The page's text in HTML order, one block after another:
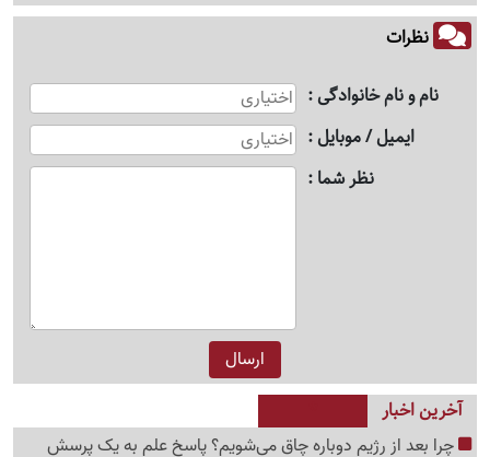
نظرات
نام و نام خانوادگی
ایمیل / موبایل
نظر شما
آخرین اخبار
چرا بعد از رژیم دوباره چاق می‌شویم؟ پاسخ علم به یک پرسش